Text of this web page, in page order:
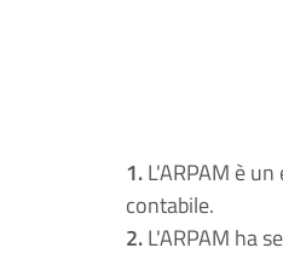
1.L'ARPAM è
contabile.
2.L'ARPAM ha